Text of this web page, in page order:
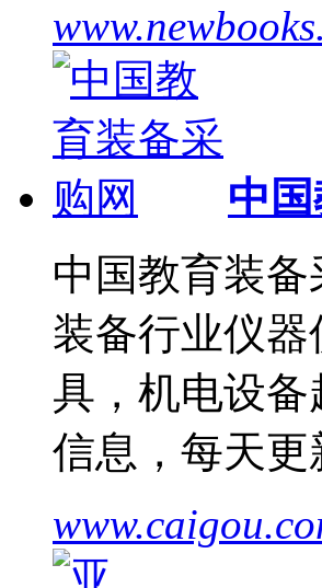
中
中国教育装
装备行业仪
具，机电设备
信息，每天